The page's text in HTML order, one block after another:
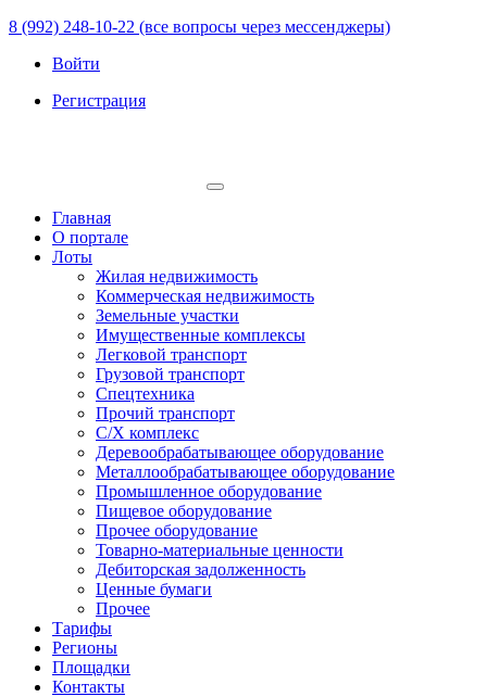
8 (992) 248-10-22 (все вопросы через мессенджеры)
Войти
Регистрация
Главная
О портале
Лоты
Жилая недвижимость
Коммерческая недвижимость
Земельные участки
Имущественные комплексы
Легковой транспорт
Грузовой транспорт
Спецтехника
Прочий транспорт
С/Х комплекс
Деревообрабатывающее оборудование
Металлообрабатывающее оборудование
Промышленное оборудование
Пищевое оборудование
Прочее оборудование
Товарно-материальные ценности
Дебиторская задолженность
Ценные бумаги
Прочее
Тарифы
Регионы
Площадки
Контакты